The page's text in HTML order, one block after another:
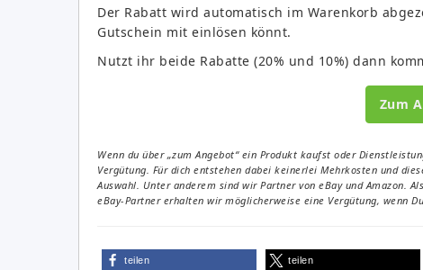
Der Rabatt wird automatisch im Warenkorb
Gutschein mit einlösen könnt.
Nutzt ihr beide Rabatte (20% und 10%) dann
Zum
Wenn du über „zum Angebot“ ein Produkt kaufst oder
Vergütung. Für dich entstehen dabei keinerlei Mehrkosten und
Auswahl. Unter anderem sind wir Partner von eBay und Amazon.
eBay-Partner erhalten wir möglicherweise eine Vergütung, wenn
teilen teilen